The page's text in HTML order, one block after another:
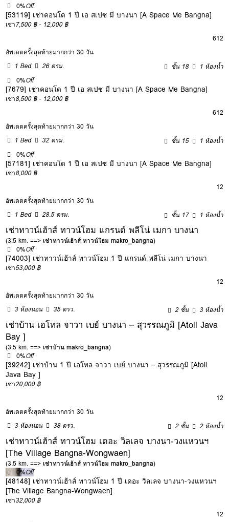
0%Off
[53119] เช่าคอนโด 1 ปี เอ สเปซ มี บางนา [A Space Me Bangna]
เช่า7,500 ฿ - 12,000 ฿
612
อัพเดตครั้งสุดท้ายมากกว่า 30 วัน
1 Bed
26 ตรม. ชั้น 18
1 ห้องน้ำ
0%Off
[7679] เช่าคอนโด 1 ปี เอ สเปซ มี บางนา [A Space Me Bangna]
เช่า8,500 ฿ - 12,000 ฿
612
อัพเดตครั้งสุดท้ายมากกว่า 30 วัน
1 Bed
32 ตรม. ชั้น 15
1 ห้องน้ำ
0%Off
[57181] เช่าคอนโด 1 ปี เอ สเปซ มี บางนา [A Space Me Bangna]
เช่า8,000 ฿
12
อัพเดตครั้งสุดท้ายมากกว่า 30 วัน
1 Bed
28.5 ตรม. ชั้น 17 1 ห้องน้ำ
เช่าทาวน์เฮ้าส์ ทาวน์โฮม แกรนด์ พลีโน่ เมกา บางนา
(3.5 km. ==>เช่าทาวน์เฮ้าส์ ทาวน์โฮม makro_bangna)
0%Off
[74003] เช่าทาวน์เฮ้าส์ ทาวน์โฮม 1 ปี แกรนด์ พลีโน่ เมกา บางนา
เช่า53,000 ฿
12
อัพเดตครั้งสุดท้ายมากกว่า 30 วัน
3 ห้องนอน
35 ตรว. 2 ชั้น 3 ห้องน้ำ
เช่าบ้าน เอโทล จาวา เบย์ บางนา – สุวรรณภูมิ [Atoll Java
Bay ]
(3.5 km. ==>เช่าบ้าน makro_bangna)
0%Off
[39242] เช่าบ้าน 1 ปี เอโทล จาวา เบย์ บางนา – สุวรรณภูมิ [Atoll
Java Bay ]
เช่า20,000 ฿
12
อัพเดตครั้งสุดท้ายมากกว่า 30 วัน
3 ห้องนอน
38 ตรว. 2 ชั้น 2 ห้องน้ำ
เช่าทาวน์เฮ้าส์ ทาวน์โฮม เดอะ วิลเลจ บางนา-วงแหวนฯ
[The Village Bangna-Wongwaen]
(3.5 km. ==>เช่าทาวน์เฮ้าส์ ทาวน์โฮม makro_bangna)
0%Off
[48148] เช่าทาวน์เฮ้าส์ ทาวน์โฮม 1 ปี เดอะ วิลเลจ บางนา-วงแหวนฯ
[The Village Bangna-Wongwaen]
เช่า32,000 ฿
12